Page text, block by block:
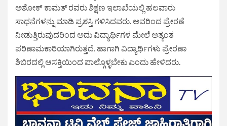
ಅಶೋಕ್ ಕಾಮತ್ ರವರು ಶಿಕ್ಷಣ ಇಲಾಖೆಯಲ್ಲಿ ಹಲವಾರು
ಸಾಧನೆಗಳನ್ನು ಮಾಡಿ ಪ್ರಶಸ್ತಿ ಗಳಿಸಿದವರು. ಅವರಿಂದ ಪ್ರೇರಣೆ
ನೀಡುತ್ತಿರುವುದರಿಂದ ಅದು ವಿದ್ಯಾರ್ಥಿಗಳ ಮೇಲೆ ಅತ್ಯಂತ
ಪರಿಣಾಮಕಾರಿಯಾಗಿರುತ್ತದೆ. ಹಾಗಾಗಿ ವಿದ್ಯಾರ್ಥಿಗಳು ಪ್ರೇರಣಾ
ಶಿಬಿರದಲ್ಲಿ ಆಸಕ್ತಿಯಿಂದ ಪಾಲ್ಗೊಳ್ಳಬೇಕು ಎಂದು ಹೇಳಿದರು.